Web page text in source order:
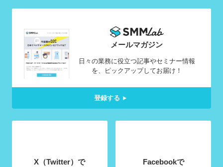
メールマガジン
日々の業務に役立つ記事やセミナー情報
を、ピックアップしてお届け！
登録する
X（Twitter）で
Facebookで